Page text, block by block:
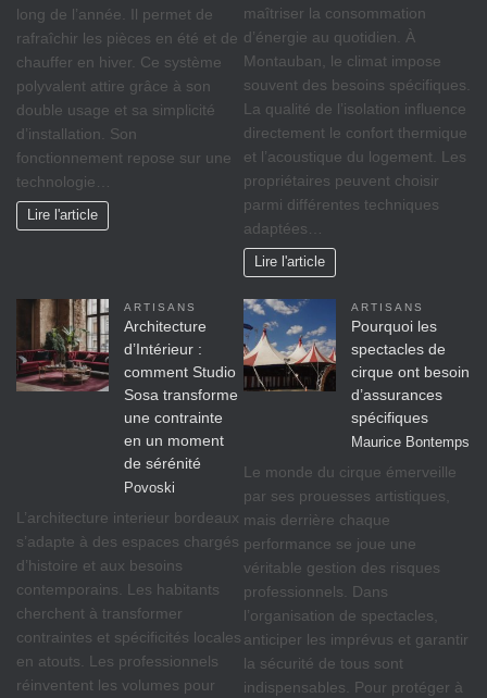
long de l’année. Il permet de
rafraîchir les pièces en été et de
chauffer en hiver. Ce système
polyvalent attire grâce à son
double usage et sa simplicité
d’installation. Son
fonctionnement repose sur une
technologie…
Lire l'article
maîtriser la consommation
d’énergie au quotidien. À
Montauban, le climat impose
souvent des besoins spécifiques.
La qualité de l’isolation influence
directement le confort thermique
et l’acoustique du logement. Les
propriétaires peuvent choisir
parmi différentes techniques
adaptées…
Lire l'article
ARTISANS
Architecture
d’Intérieur :
comment Studio
Sosa transforme
une contrainte
en un moment
de sérénité
Povoski
L’architecture interieur bordeaux
s’adapte à des espaces chargés
d’histoire et aux besoins
contemporains. Les habitants
cherchent à transformer
contraintes et spécificités locales
en atouts. Les professionnels
réinventent les volumes pour
ARTISANS
Pourquoi les
spectacles de
cirque ont besoin
d’assurances
spécifiques
Maurice Bontemps
Le monde du cirque émerveille
par ses prouesses artistiques,
mais derrière chaque
performance se joue une
véritable gestion des risques
professionnels. Dans
l’organisation de spectacles,
anticiper les imprévus et garantir
la sécurité de tous sont
indispensables. Pour protéger à